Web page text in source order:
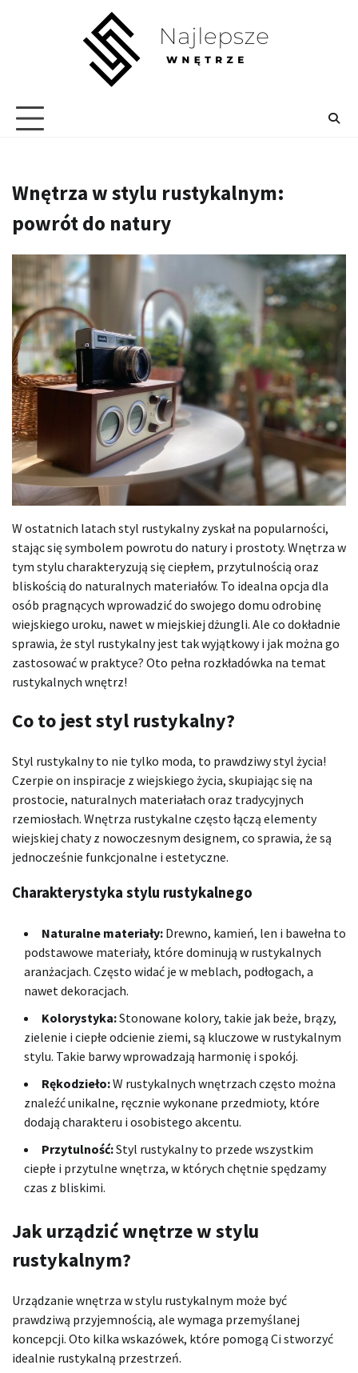
Wnętrza w stylu rustykalnym:
powrót do natury
W ostatnich latach styl rustykalny zyskał na popularności,
stając się symbolem powrotu do natury i prostoty. Wnętrza w
tym stylu charakteryzują się ciepłem, przytulnością oraz
bliskością do naturalnych materiałów. To idealna opcja dla
osób pragnących wprowadzić do swojego domu odrobinę
wiejskiego uroku, nawet w miejskiej dżungli. Ale co dokładnie
sprawia, że styl rustykalny jest tak wyjątkowy i jak można go
zastosować w praktyce? Oto pełna rozkładówka na temat
rustykalnych wnętrz!
Co to jest styl rustykalny?
Styl rustykalny to nie tylko moda, to prawdziwy styl życia!
Czerpie on inspiracje z wiejskiego życia, skupiając się na
prostocie, naturalnych materiałach oraz tradycyjnych
rzemiosłach. Wnętrza rustykalne często łączą elementy
wiejskiej chaty z nowoczesnym designem, co sprawia, że są
jednocześnie funkcjonalne i estetyczne.
Charakterystyka stylu rustykalnego
Naturalne materiały: Drewno, kamień, len i bawełna to
podstawowe materiały, które dominują w rustykalnych
aranżacjach. Często widać je w meblach, podłogach, a
nawet dekoracjach.
Kolorystyka:Stonowane kolory, takie jak beże, brązy,
zielenie i ciepłe odcienie ziemi, są kluczowe w rustykalnym
stylu. Takie barwy wprowadzają harmonię i spokój.
Rękodzieło:W rustykalnych wnętrzach często można
znaleźć unikalne, ręcznie wykonane przedmioty, które
dodają charakteru i osobistego akcentu.
Przytulność:Styl rustykalny to przede wszystkim
ciepłe i przytulne wnętrza, w których chętnie spędzamy
czas z bliskimi.
Jak urządzić wnętrze w stylu
rustykalnym?
Urządzanie wnętrza w stylu rustykalnym może być
prawdziwą przyjemnością, ale wymaga przemyślanej
koncepcji. Oto kilka wskazówek, które pomogą Ci stworzyć
idealnie rustykalną przestrzeń.